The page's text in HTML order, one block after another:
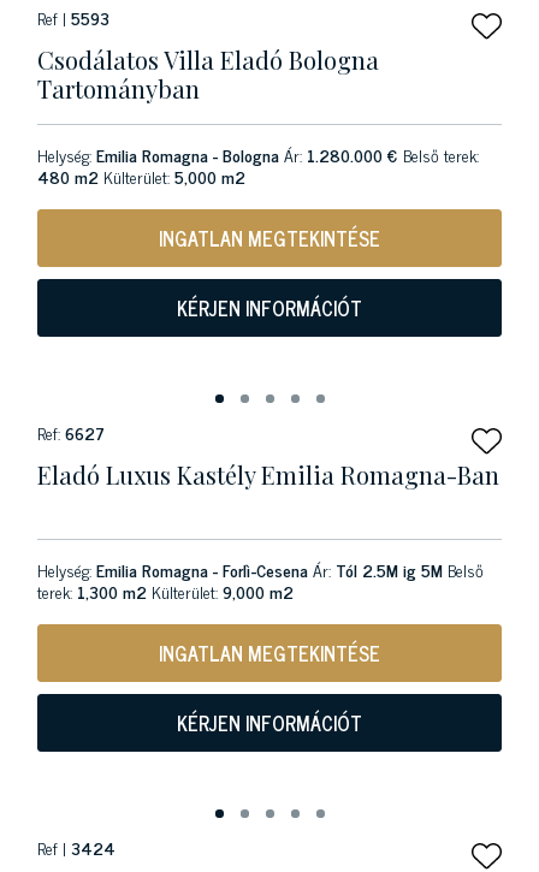
Ref | 5593
Csodálatos Villa Eladó Bologna
Tartományban
Helység:Emilia Romagna - BolognaÁr: 1.280.000 € Belső terek:
480 m2 Külterület:5,000 m2
INGATLAN MEGTEKINTÉSE
KÉRJEN INFORMÁCIÓT
Ref:6627
Eladó Luxus Kastély Emilia Romagna-Ban
Helység:Emilia Romagna - Forlì-CesenaÁr: Tól 2.5M ig 5M Belső
terek: 1,300 m2 Külterület:9,000 m2
INGATLAN MEGTEKINTÉSE
KÉRJEN INFORMÁCIÓT
Ref | 3424